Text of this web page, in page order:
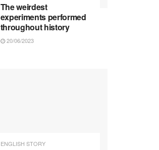
The weirdest
experiments performed
throughout history
20/06/2023
ENGLISH STORY